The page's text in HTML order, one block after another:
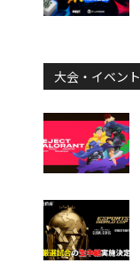
大会・イベント